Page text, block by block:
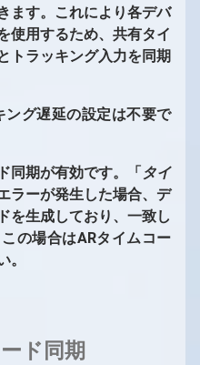
ます。これにより各デバ
使用するため、共有タイ
トラッキング入力を同期
ング遅延の設定は不要で
同期が有効です。「 タイ
ラーが発生した場合、デ
を生成しており、一致し
の場合はARタイムコー
。
ド同期